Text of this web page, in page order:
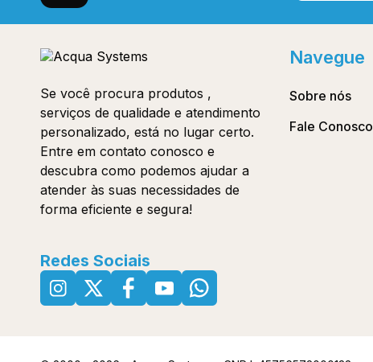
Se você procura produtos ,
serviços de qualidade e atendimento
personalizado, está no lugar certo.
Entre em contato conosco e
descubra como podemos ajudar a
atender às suas necessidades de
forma eficiente e segura!
Redes Sociais
Navegue
Sobre nós
Fale Conosco